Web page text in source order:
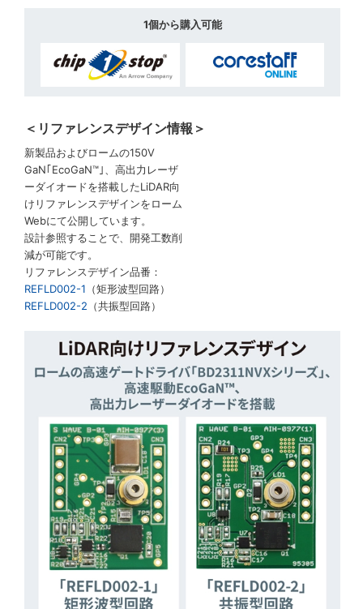
1個から購入可能
＜リファレンスデザイン情報＞
新製品およびロームの150V
GaN｢EcoGaN™｣、高出力レーザ
ーダイオードを搭載したLiDAR向
けリファレンスデザインをローム
Webにて公開しています。
設計参照することで、開発工数削
減が可能です。
リファレンスデザイン品番：
REFLD002-1 （矩形波型回路）
REFLD002-2 （共振型回路）